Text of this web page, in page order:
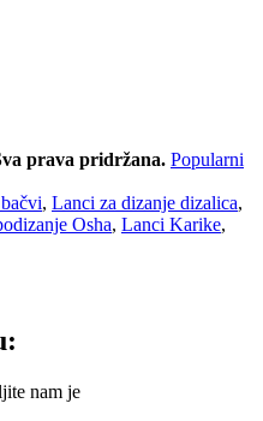
prava pridržana. Popularni
, Lanci za dizanje dizalica,
Osha, Lanci Karike,
nam je